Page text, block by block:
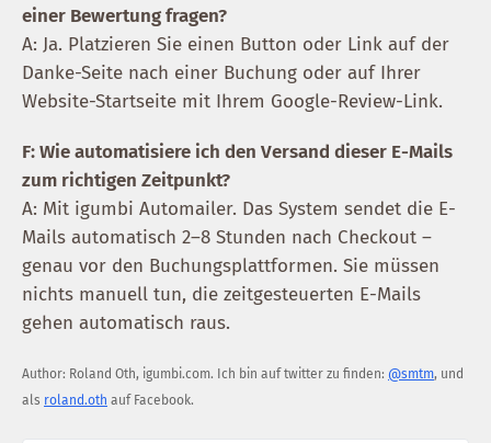
einer Bewertung fragen?
A: Ja. Platzieren Sie einen Button oder Link auf der
Danke-Seite nach einer Buchung oder auf Ihrer
Website-Startseite mit Ihrem Google-Review-Link.
F: Wie automatisiere ich den Versand dieser E-Mails
zum richtigen Zeitpunkt?
A: Mit igumbi Automailer. Das System sendet die E-
Mails automatisch 2–8 Stunden nach Checkout –
genau vor den Buchungsplattformen. Sie müssen
nichts manuell tun, die zeitgesteuerten E-Mails
gehen automatisch raus.
Author: Roland Oth, igumbi.com. Ich bin auf twitter zu finden: @smtm, und
als roland.oth auf Facebook.